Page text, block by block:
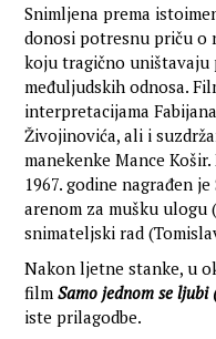
Snimljena prema
donosi potresnu priču o
koju tragično
međuljudskih odnosa.
interpretacijama
Živojinovića, ali i
manekenke Mance
1967. godine nagrađen
arenom za mušku ulogu
snimateljski rad
Nakon ljetne stanke, u
filmSamo jednom se ljubi
iste prilagodbe.